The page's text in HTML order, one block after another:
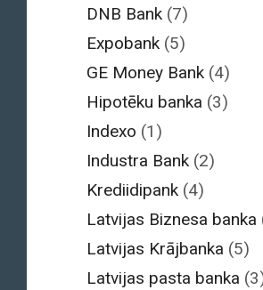
DNB Bank (7)
Expobank (5)
GE Money Bank (4)
Hipotēku banka (3)
Indexo (1)
Industra Bank (2)
Krediidipank (4)
Latvijas Biznesa banka
Latvijas Krājbanka (5)
Latvijas pasta banka